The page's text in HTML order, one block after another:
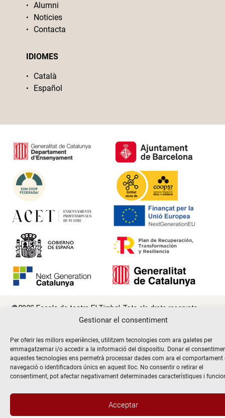
Gestionar el consentiment
Per oferir les millors experiències, utilitzem tecnologies com ara galetes per
emmagatzemar i/o accedir a la informació del dispositiu. Donar el
aquestes tecnologies ens permetrà processar dades com ara el comportament
navegació o identificadors únics en aquest lloc. No consentir o retirar el
consentiment, pot afectar negativament determinades característiques i
Acceptar
Alumni
Noticies
Contacta
IDIOMES
Català
Español
@2026 Escola de teatre El Timbal. Tots els drets reservats
Politica de Privacitat i de protecció de dades
Politica de Cookies